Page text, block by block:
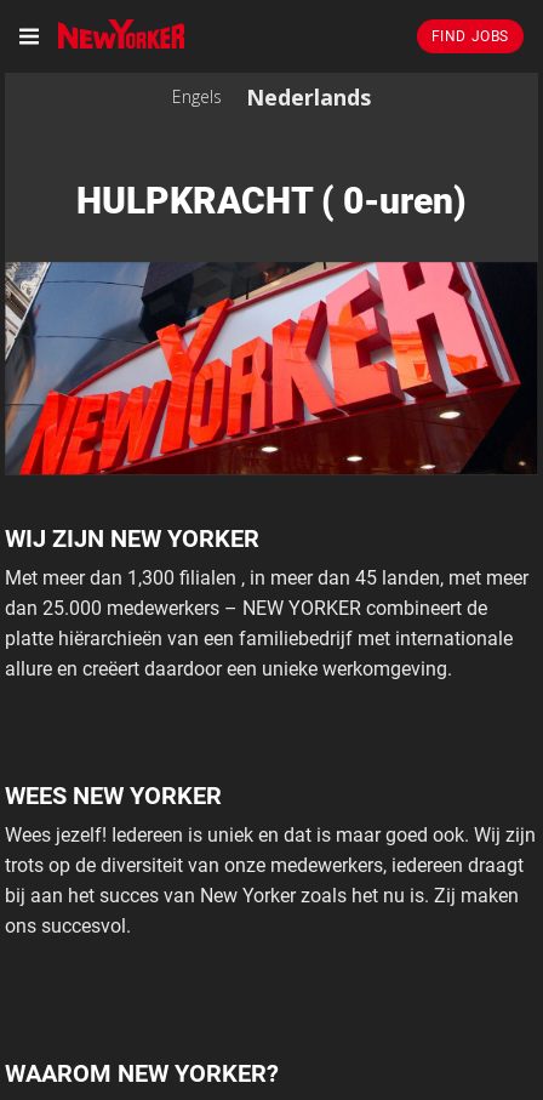
FIND JOBS
Engels Nederlands
HULPKRACHT ( 0-uren)
WIJ ZIJN NEW YORKER
Met meer dan 1,300 filialen , in meer dan 45 landen, met meer
dan 25.000 medewerkers – NEW YORKER combineert de
platte hiërarchieën van een familiebedrijf met internationale
allure en creëert daardoor een unieke werkomgeving.
WEES NEW YORKER
Wees jezelf! Iedereen is uniek en dat is maar goed ook. Wij zijn
trots op de diversiteit van onze medewerkers, iedereen draagt
bij aan het succes van New Yorker zoals het nu is. Zij maken
ons succesvol.
WAAROM NEW YORKER?